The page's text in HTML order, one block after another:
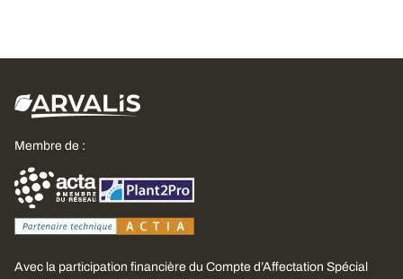
Membre de :
Avec la participation financière du Compte d’Affectation Spécial